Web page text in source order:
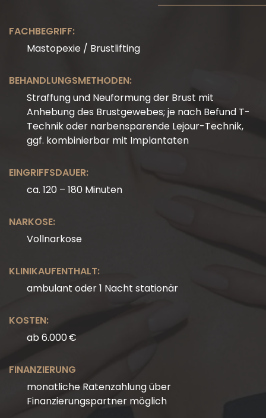
FACHBEGRIFF:
Mastopexie / Brustlifting
BEHANDLUNGSMETHODEN:
Straffung und Neuformung der Brust mit
Anhebung des Brustgewebes; je nach Befund T-
Technik oder narbensparende Lejour-Technik,
ggf. kombinierbar mit Implantaten
EINGRIFFSDAUER:
ca. 120 – 180 Minuten
NARKOSE:
Vollnarkose
KLINIKAUFENTHALT:
ambulant oder 1 Nacht stationär
KOSTEN:
ab 6.000 €
FINANZIERUNG
monatliche Ratenzahlung über
Finanzierungspartner möglich